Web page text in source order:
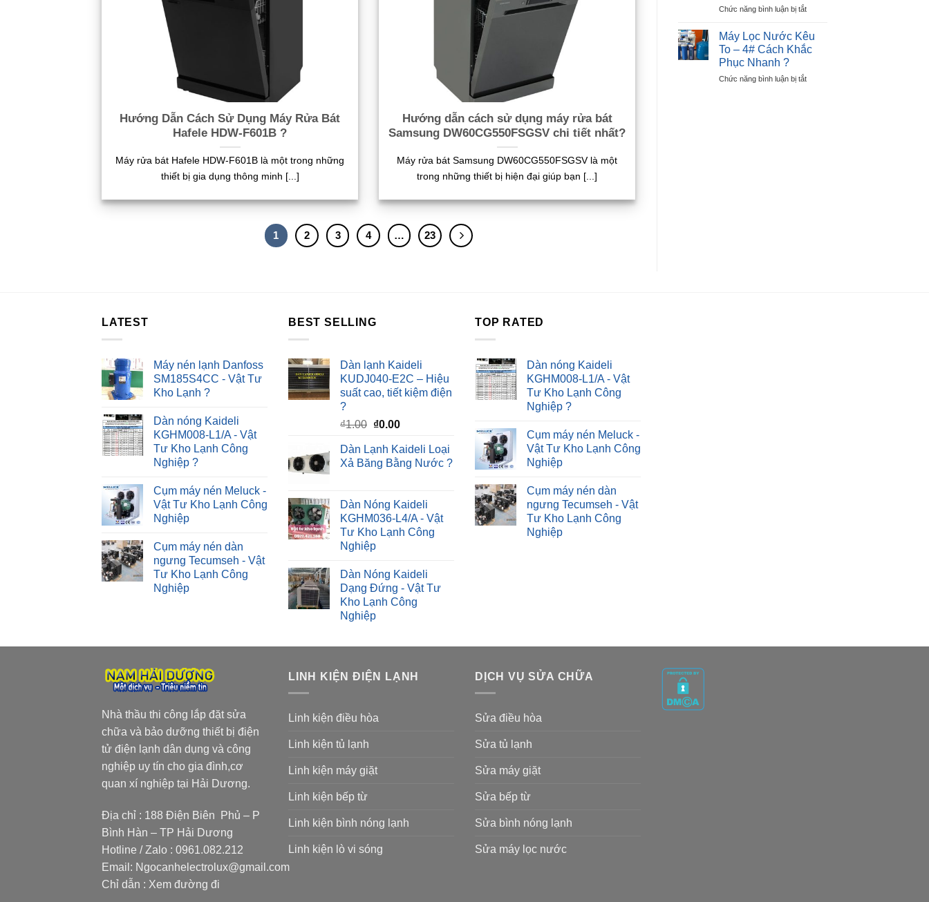
Hướng Dẫn Cách Sử Dụng Máy Rửa Bát
Hafele HDW-F601B ?
Máy rửa bát Hafele HDW-F601B là một trong những
thiết bị gia dụng thông minh [...]
Hướng dẫn cách sử dụng máy rửa bát
Samsung DW60CG550FSGSV chi tiết nhất?
Máy rửa bát Samsung DW60CG550FSGSV là một
trong những thiết bị hiện đại giúp bạn [...]
1 2 3 4 … 23
?Báo
E6
Lỗi
Nhấn
Chức năng bình luận bị tắtở
Sửa
Sấy
Áo
Máy Lọc Nước Kêu
To – 4# Cách Khắc
Phục Nhanh ?
Chức năng bình luận bị tắtở
LATEST
Máy nén lạnh Danfoss
SM185S4CC - Vật Tư
Kho Lạnh ?
Dàn nóng Kaideli
KGHM008-L1/A - Vật
Tư Kho Lạnh Công
Nghiệp ?
Cụm máy nén Meluck -
Vật Tư Kho Lạnh Công
Nghiệp
Cụm máy nén dàn
ngưng Tecumseh - Vật
Tư Kho Lạnh Công
Nghiệp
BEST SELLING
Dàn lạnh Kaideli
KUDJ040-E2C – Hiệu
suất cao, tiết kiệm điện
?
₫1.00 Giá
là:
₫1.00.
₫0.00Giá
tại
là:
Dàn Lạnh Kaideli Loại
Xả Băng Bằng Nước ?
Dàn Nóng Kaideli
KGHM036-L4/A - Vật
Tư Kho Lạnh Công
Nghiệp
Dàn Nóng Kaideli
Dạng Đứng - Vật Tư
Kho Lạnh Công
Nghiệp
TOP RATED
Dàn nóng Kaideli
KGHM008-L1/A - Vật
Tư Kho Lạnh Công
Nghiệp ?
Cụm máy nén Meluck -
Vật Tư Kho Lạnh Công
Nghiệp
Cụm máy nén dàn
ngưng Tecumseh - Vật
Tư Kho Lạnh Công
Nghiệp
Nhà thầu thi công lắp đặt sửa
chữa và bảo dưỡng thiết bị điện
tử điện lạnh dân dụng và công
nghiệp uy tín cho gia đình,cơ
quan xí nghiệp tại Hải Dương.
Địa chỉ : 188 Điện Biên Phủ – P
Bình Hàn – TP Hải Dương
Hotline / Zalo : 0961.082.212
Email: Ngocanhelectrolux@gmail.com
Chỉ dẫn : Xem đường đi
LINH KIỆN ĐIỆN LẠNH
Linh kiện điều hòa
Linh kiện tủ lạnh
Linh kiện máy giặt
Linh kiện bếp từ
Linh kiện bình nóng lạnh
Linh kiện lò vi sóng
DỊCH VỤ SỬA CHỮA
Sửa điều hòa
Sửa tủ lạnh
Sửa máy giặt
Sửa bếp từ
Sửa bình nóng lạnh
Sửa máy lọc nước